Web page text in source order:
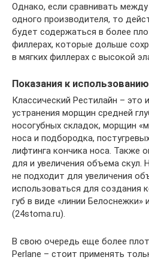
Однако, если сравнивать
одного производителя, то
будет содержаться в более
филлерах, которые дольше
в мягких филлерах с высокой
Показания к
Классический Рестилайн – это
устранения морщин средней
носогубных складок, морщин
носа и подбородка,
лифтинга кончика носа. Также
для и увеличения объема скул.
не подходит для увеличения
использоваться для создания
губ в виде «линии Белоснежки»
(24stoma.ru).
В свою очередь еще более
Perlane – стоит применять